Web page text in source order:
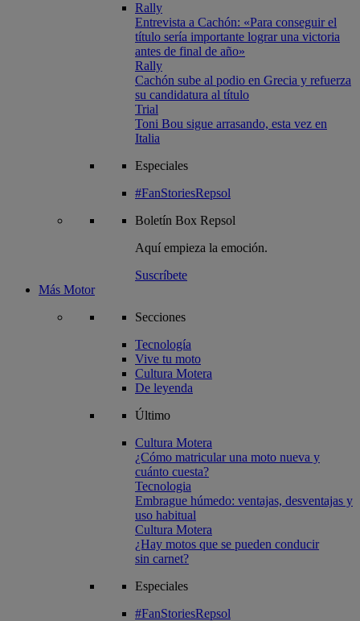
Rally
Entrevista a Cachón: «Para conseguir el
título sería importante lograr una victoria
antes de final de año»
Rally
Cachón sube al podio en Grecia y refuerza
su candidatura al título
Trial
Toni Bou sigue arrasando, esta vez en
Italia
Especiales
#FanStoriesRepsol
Boletín Box Repsol
Aquí empieza la emoción.
Suscríbete
Más Motor
Secciones
Tecnología
Vive tu moto
Cultura Motera
De leyenda
Último
Cultura Motera
¿Cómo matricular una moto nueva y
cuánto cuesta?
Tecnologia
Embrague húmedo: ventajas, desventajas y
uso habitual
Cultura Motera
¿Hay motos que se pueden conducir
sin carnet?
Especiales
#FanStoriesRepsol